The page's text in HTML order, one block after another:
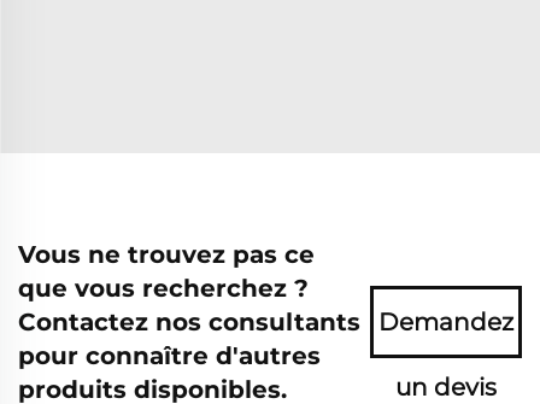
Vous ne trouvez pas ce
que vous recherchez ?
Contactez nos consultants
pour connaître d'autres
produits disponibles.
Demandez
un devis